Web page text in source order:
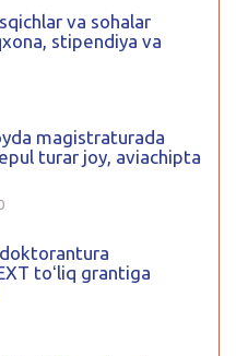
va sohalar
stipendiya va
magistraturada
turar joy, aviachipta
toʻliq grantiga